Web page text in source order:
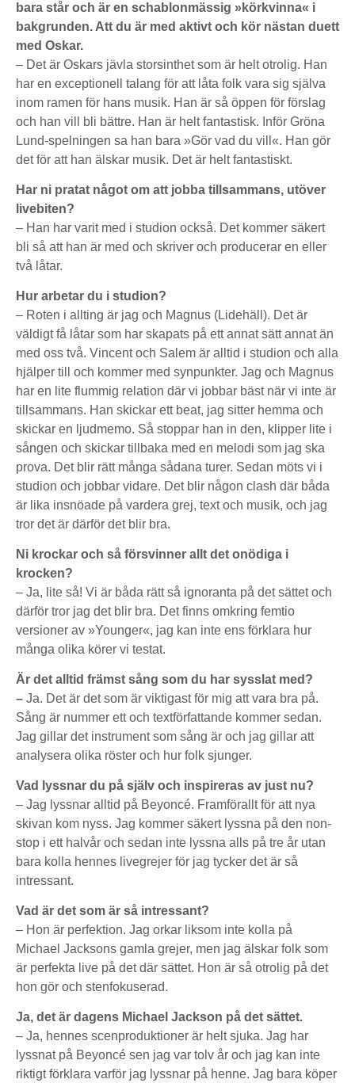
bara står och är en schablonmässig »körkvinna« i
bakgrunden. Att du är med aktivt och kör nästan duett
med Oskar.
– Det är Oskars jävla storsinthet som är helt otrolig. Han
har en exceptionell talang för att låta folk vara sig själva
inom ramen för hans musik. Han är så öppen för förslag
och han vill bli bättre. Han är helt fantastisk. Inför Gröna
Lund-spelningen sa han bara »Gör vad du vill«. Han gör
det för att han älskar musik. Det är helt fantastiskt.
Har ni pratat något om att jobba tillsammans, utöver
livebiten?
– Han har varit med i studion också. Det kommer säkert
bli så att han är med och skriver och producerar en eller
två låtar.
Hur arbetar du i studion?
– Roten i allting är jag och Magnus (Lidehäll). Det är
väldigt få låtar som har skapats på ett annat sätt annat än
med oss två. Vincent och Salem är alltid i studion och alla
hjälper till och kommer med synpunkter. Jag och Magnus
har en lite flummig relation där vi jobbar bäst när vi inte är
tillsammans. Han skickar ett beat, jag sitter hemma och
skickar en ljudmemo. Så stoppar han in den, klipper lite i
sången och skickar tillbaka med en melodi som jag ska
prova. Det blir rätt många sådana turer. Sedan möts vi i
studion och jobbar vidare. Det blir någon clash där båda
är lika insnöade på vardera grej, text och musik, och jag
tror det är därför det blir bra.
Ni krockar och så försvinner allt det onödiga i
krocken?
– Ja, lite så! Vi är båda rätt så ignoranta på det sättet och
därför tror jag det blir bra. Det finns omkring femtio
versioner av »Younger«, jag kan inte ens förklara hur
många olika körer vi testat.
Är det alltid främst sång som du har sysslat med?
– Ja. Det är det som är viktigast för mig att vara bra på.
Sång är nummer ett och textförfattande kommer sedan.
Jag gillar det instrument som sång är och jag gillar att
analysera olika röster och hur folk sjunger.
Vad lyssnar du på själv och inspireras av just nu?
– Jag lyssnar alltid på Beyoncé. Framförallt för att nya
skivan kom nyss. Jag kommer säkert lyssna på den non-
stop i ett halvår och sedan inte lyssna alls på tre år utan
bara kolla hennes livegrejer för jag tycker det är så
intressant.
Vad är det som är så intressant?
– Hon är perfektion. Jag orkar liksom inte kolla på
Michael Jacksons gamla grejer, men jag älskar folk som
är perfekta live på det där sättet. Hon är så otrolig på det
hon gör och stenfokuserad.
Ja, det är dagens Michael Jackson på det sättet.
– Ja, hennes scenproduktioner är helt sjuka. Jag har
lyssnat på Beyoncé sen jag var tolv år och jag kan inte
riktigt förklara varför jag lyssnar på henne. Jag bara köper